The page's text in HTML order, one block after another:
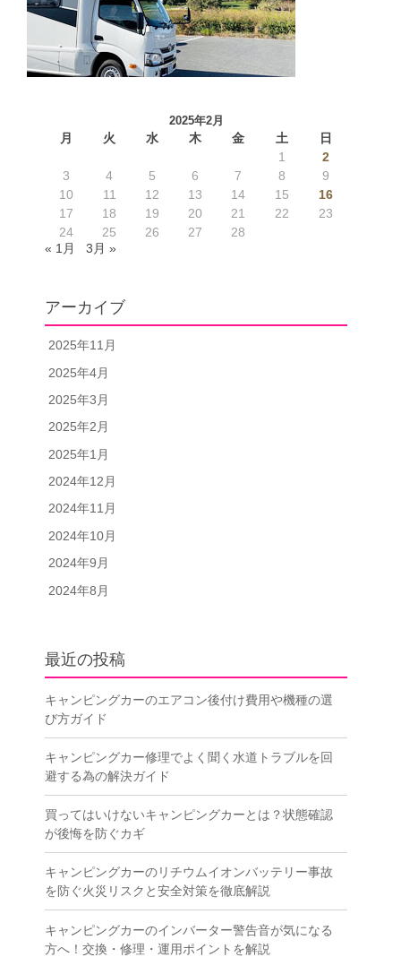
2025年2月
月 火 水 木 金 土
日
1
2
3
4 5 6 7 8
9
10
11 12 13 14 15
16
17
18 19 20 21 22
23
24
25 26 27
28
« 1月
3月 »
アーカイブ
2025年11月
2025年4月
2025年3月
2025年2月
2025年1月
2024年12月
2024年11月
2024年10月
2024年9月
2024年8月
最近の投稿
キャンピングカーのエアコン後付け費用や機種の選
び方ガイド
キャンピングカー修理でよく聞く水道トラブルを回
避する為の解決ガイド
買ってはいけないキャンピングカーとは？状態確認
が後悔を防ぐカギ
キャンピングカーのリチウムイオンバッテリー事故
を防ぐ火災リスクと安全対策を徹底解説
キャンピングカーのインバーター警告音が気になる
方へ！交換・修理・運用ポイントを解説